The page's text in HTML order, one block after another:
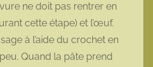
ne doit pas rentrer en
cette étape) et l’œuf.
à l’aide du crochet en
Quand la pâte prend